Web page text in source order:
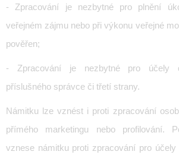
- Zpracování je nezbytné pro plnění
veřejném zájmu nebo při výkonu veřejné
pověřen;
- Zpracování je nezbytné pro účely
příslušného správce či třetí strany.
Námitku lze vznést i proti zpracování
přímého marketingu nebo profilování.
vznese námitku proti zpracování pro účely